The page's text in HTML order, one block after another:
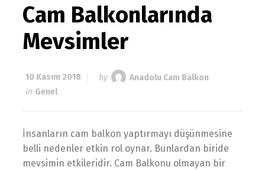
Cam Balkonlarında
Mevsimler
10 Kasım 2018 by
Anadolu Cam Balkon
in Genel
İnsanların cam balkon yaptırmayı düşünmesine
belli nedenler etkin rol oynar. Bunlardan biride
mevsimin etkileridir. Cam Balkonu olmayan bir